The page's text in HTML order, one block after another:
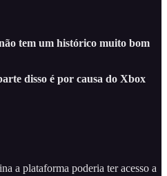
tem um histórico muito bom
disso é por causa do Xbox
a plataforma poderia ter acesso a